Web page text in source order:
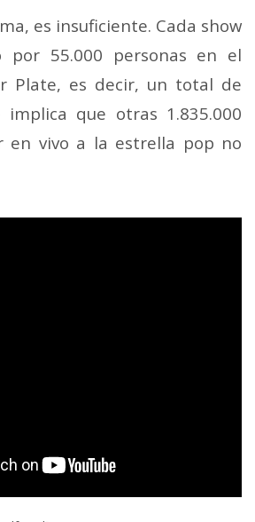
es insuficiente. Cada show
por 55.000 personas en el
Plate, es decir, un total de
implica que otras 1.835.000
en vivo a la estrella pop no